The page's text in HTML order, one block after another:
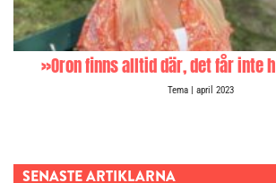
»Oron finns alltid där, det får inte
Tema | april 2023
SENASTE ARTIKLARNA